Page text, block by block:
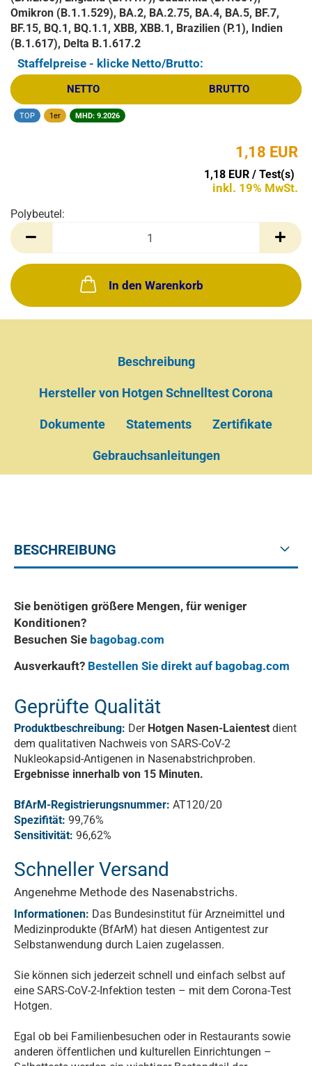
Omikron (B.1.1.529), BA.2, BA.2.75, BA.4, BA.5, BF.7,
BF.15, BQ.1, BQ.1.1, XBB, XBB.1, Brazilien (P.1), Indien
(B.1.617), Delta B.1.617.2
Staffelpreise - klicke Netto/Brutto:
NETTO BRUTTO
TOP 1er MHD: 9.2026
1,18 EUR
1,18 EUR / Test(s)
inkl. 19% MwSt.
Polybeutel:
Polybeutel
In den Warenkorb
Beschreibung
Hersteller von Hotgen Schnelltest Corona
Dokumente Statements Zertifikate
Gebrauchsanleitungen
BESCHREIBUNG
Sie benötigen größere Mengen, für weniger
Konditionen?
Besuchen Sie bagobag.com
Ausverkauft? Bestellen Sie direkt auf bagobag.com
Geprüfte Qualität
Produktbeschreibung: Der Hotgen Nasen-Laientest dient
dem qualitativen Nachweis von SARS-CoV-2
Nukleokapsid-Antigenen in Nasenabstrichproben.
Ergebnisse innerhalb von 15 Minuten.
BfArM-Registrierungsnummer: AT120/20
Spezifität: 99,76%
Sensitivität: 96,62%
Schneller Versand
Angenehme Methode des Nasenabstrichs.
Informationen: Das Bundesinstitut für Arzneimittel und
Medizinprodukte (BfArM) hat diesen Antigentest zur
Selbstanwendung durch Laien zugelassen.
Sie können sich jederzeit schnell und einfach selbst auf
eine SARS-CoV-2-Infektion testen – mit dem Corona-Test
Hotgen.
Egal ob bei Familienbesuchen oder in Restaurants sowie
anderen öffentlichen und kulturellen Einrichtungen –